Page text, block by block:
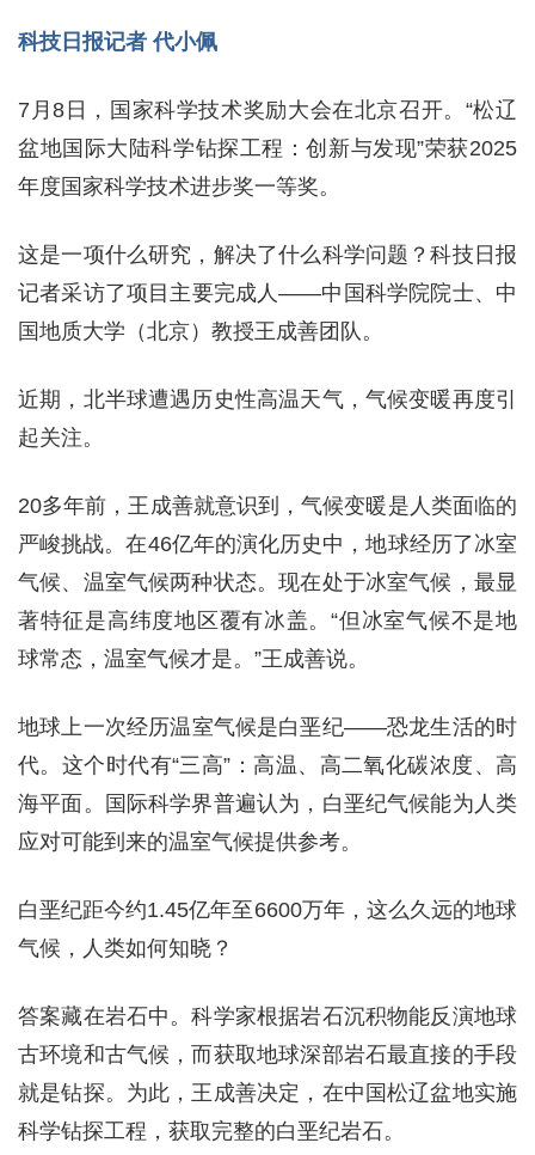
科技日报记者 代小佩
7月8日，国家科学技术奖励大会在北京召开。“松辽
盆地国际大陆科学钻探工程：创新与发现”荣获2025
年度国家科学技术进步奖一等奖。
这是一项什么研究，解决了什么科学问题？科技日报
记者采访了项目主要完成人——中国科学院院士、中
国地质大学（北京）教授王成善团队。
近期，北半球遭遇历史性高温天气，气候变暖再度引
起关注。
20多年前，王成善就意识到，气候变暖是人类面临的
严峻挑战。在46亿年的演化历史中，地球经历了冰室
气候、温室气候两种状态。现在处于冰室气候，最显
著特征是高纬度地区覆有冰盖。“但冰室气候不是地
球常态，温室气候才是。”王成善说。
地球上一次经历温室气候是白垩纪——恐龙生活的时
代。这个时代有“三高”：高温、高二氧化碳浓度、高
海平面。国际科学界普遍认为，白垩纪气候能为人类
应对可能到来的温室气候提供参考。
白垩纪距今约1.45亿年至6600万年，这么久远的地球
气候，人类如何知晓？
答案藏在岩石中。科学家根据岩石沉积物能反演地球
古环境和古气候，而获取地球深部岩石最直接的手段
就是钻探。为此，王成善决定，在中国松辽盆地实施
科学钻探工程，获取完整的白垩纪岩石。